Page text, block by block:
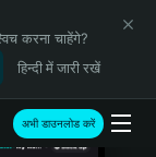
करना चाहेंगे?
हिन्दी में जारी रखें
अभी डाउनलोड करें